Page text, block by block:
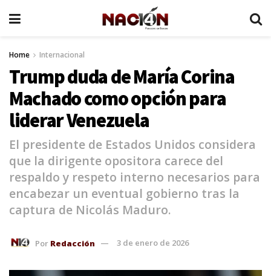
Home Internacional
Trump duda de María Corina
Machado como opción para
liderar Venezuela
El presidente de Estados Unidos considera
que la dirigente opositora carece del
respaldo y respeto interno necesarios para
encabezar un eventual gobierno tras la
captura de Nicolás Maduro.
Por Redacción 3 de enero de 2026